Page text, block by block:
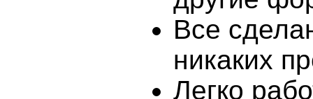
Все
никаких
Легко